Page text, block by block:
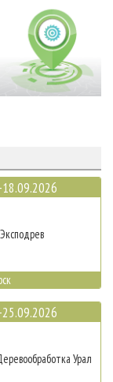
Эксподрев
Урал